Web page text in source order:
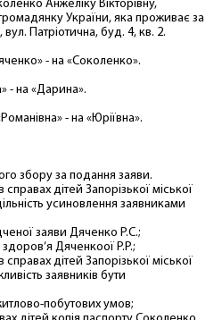
Анжеліку Вікторівну,
України, яка проживає за
Патріотична, буд. 4, кв. 2.
- на «Соколенко».
- на «Дарина».
- на «Юріївна».
збору за подання заяви.
дітей Запорізької міської
усиновлення заявниками
заяви Дяченко Р.С.;
Дяченкоої Р.Р.;
дітей Запорізької міської
заявників бути
побутових умов;